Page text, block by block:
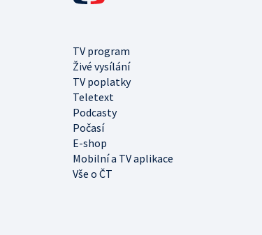
TV program
Živé vysílání
TV poplatky
Teletext
Podcasty
Počasí
E-shop
Mobilní a TV aplikace
Vše o ČT